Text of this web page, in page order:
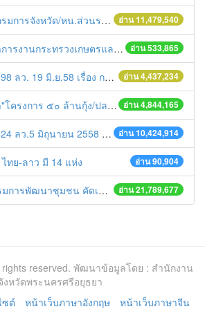
อ่าน 11,479,540
.ส่วนราชการประจำเดือน มิถุนายน 2558
อ่าน 533,865
ษตรและสหกรณ์สู่การปฏิบัติในระดับพื้นที่ ครั้งที่1/2558
อ่าน 4,437,234
เรื่อง การแก้ไขปัญหาหนี้สินให้แก่เกษตรกร
อ่าน 4,844,165
๐ ล้านกุ้ง/ปลา ฟื้นชีวิตใหม่ให้เจ้าพระยา
อ่าน 10,424,914
สมัครเข้าร่วมโครงการพัฒนาหน่วยงานต้นแบบในการจัดตั้งศูนย์ข้อมูลข่าวสารของราชการฯ ประจำปีงบประมาณ พ.ศ. 2558
อ่าน 90,904
ทย-ลาว มี 14 แห่ง
อ่าน 21,789,677
และลูกจ้างดีเด่น และหน่วยงานพัฒนาชุมชนใสสะอาด ประจำปี ๒๕๕๔
rights reserved. พัฒนาข้อมูลโดย : สำนักงาน
งหวัดพระนครศรีอยุธยา
ซต์ หน้าเว็บภาษาอังกฤษ หน้าเว็บภาษาจีน